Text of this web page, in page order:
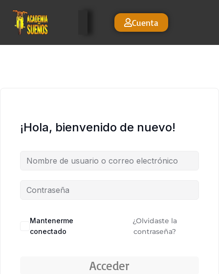
Cuenta
¡Hola, bienvenido de nuevo!
Mantenerme
conectado
¿Olvidaste la
contraseña?
Acceder